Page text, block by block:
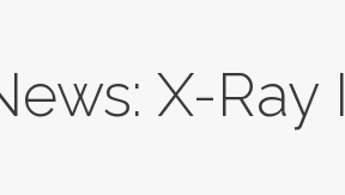
X-Ray I